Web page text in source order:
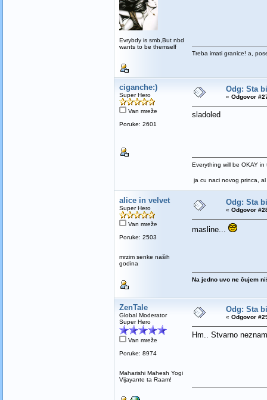
Evrybdy is smb,But nbd
wants to be themself
Treba imati granice! a,
ciganche:)
Super Hero
Van mreže
Poruke: 2601
Odg: Sta
« Odgovor
sladoled
Everything will be OKAY
ja cu naci novog princa,
alice in velvet
Super Hero
Van mreže
Poruke: 2503
mrzim senke naših
godina
Odg: Sta
« Odgovor
masline...
Na jedno uvo ne čujem
ZenTale
Global Moderator
Super Hero
Van mreže
Poruke: 8974
Maharishi Mahesh Yogi
Vijayante ta Raam!
Odg: Sta
« Odgovor
Hm.. Stvarno